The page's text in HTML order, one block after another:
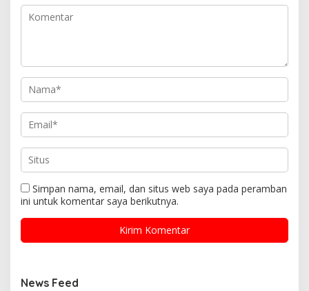
Simpan nama, email, dan situs web saya pada peramban
ini untuk komentar saya berikutnya.
News Feed